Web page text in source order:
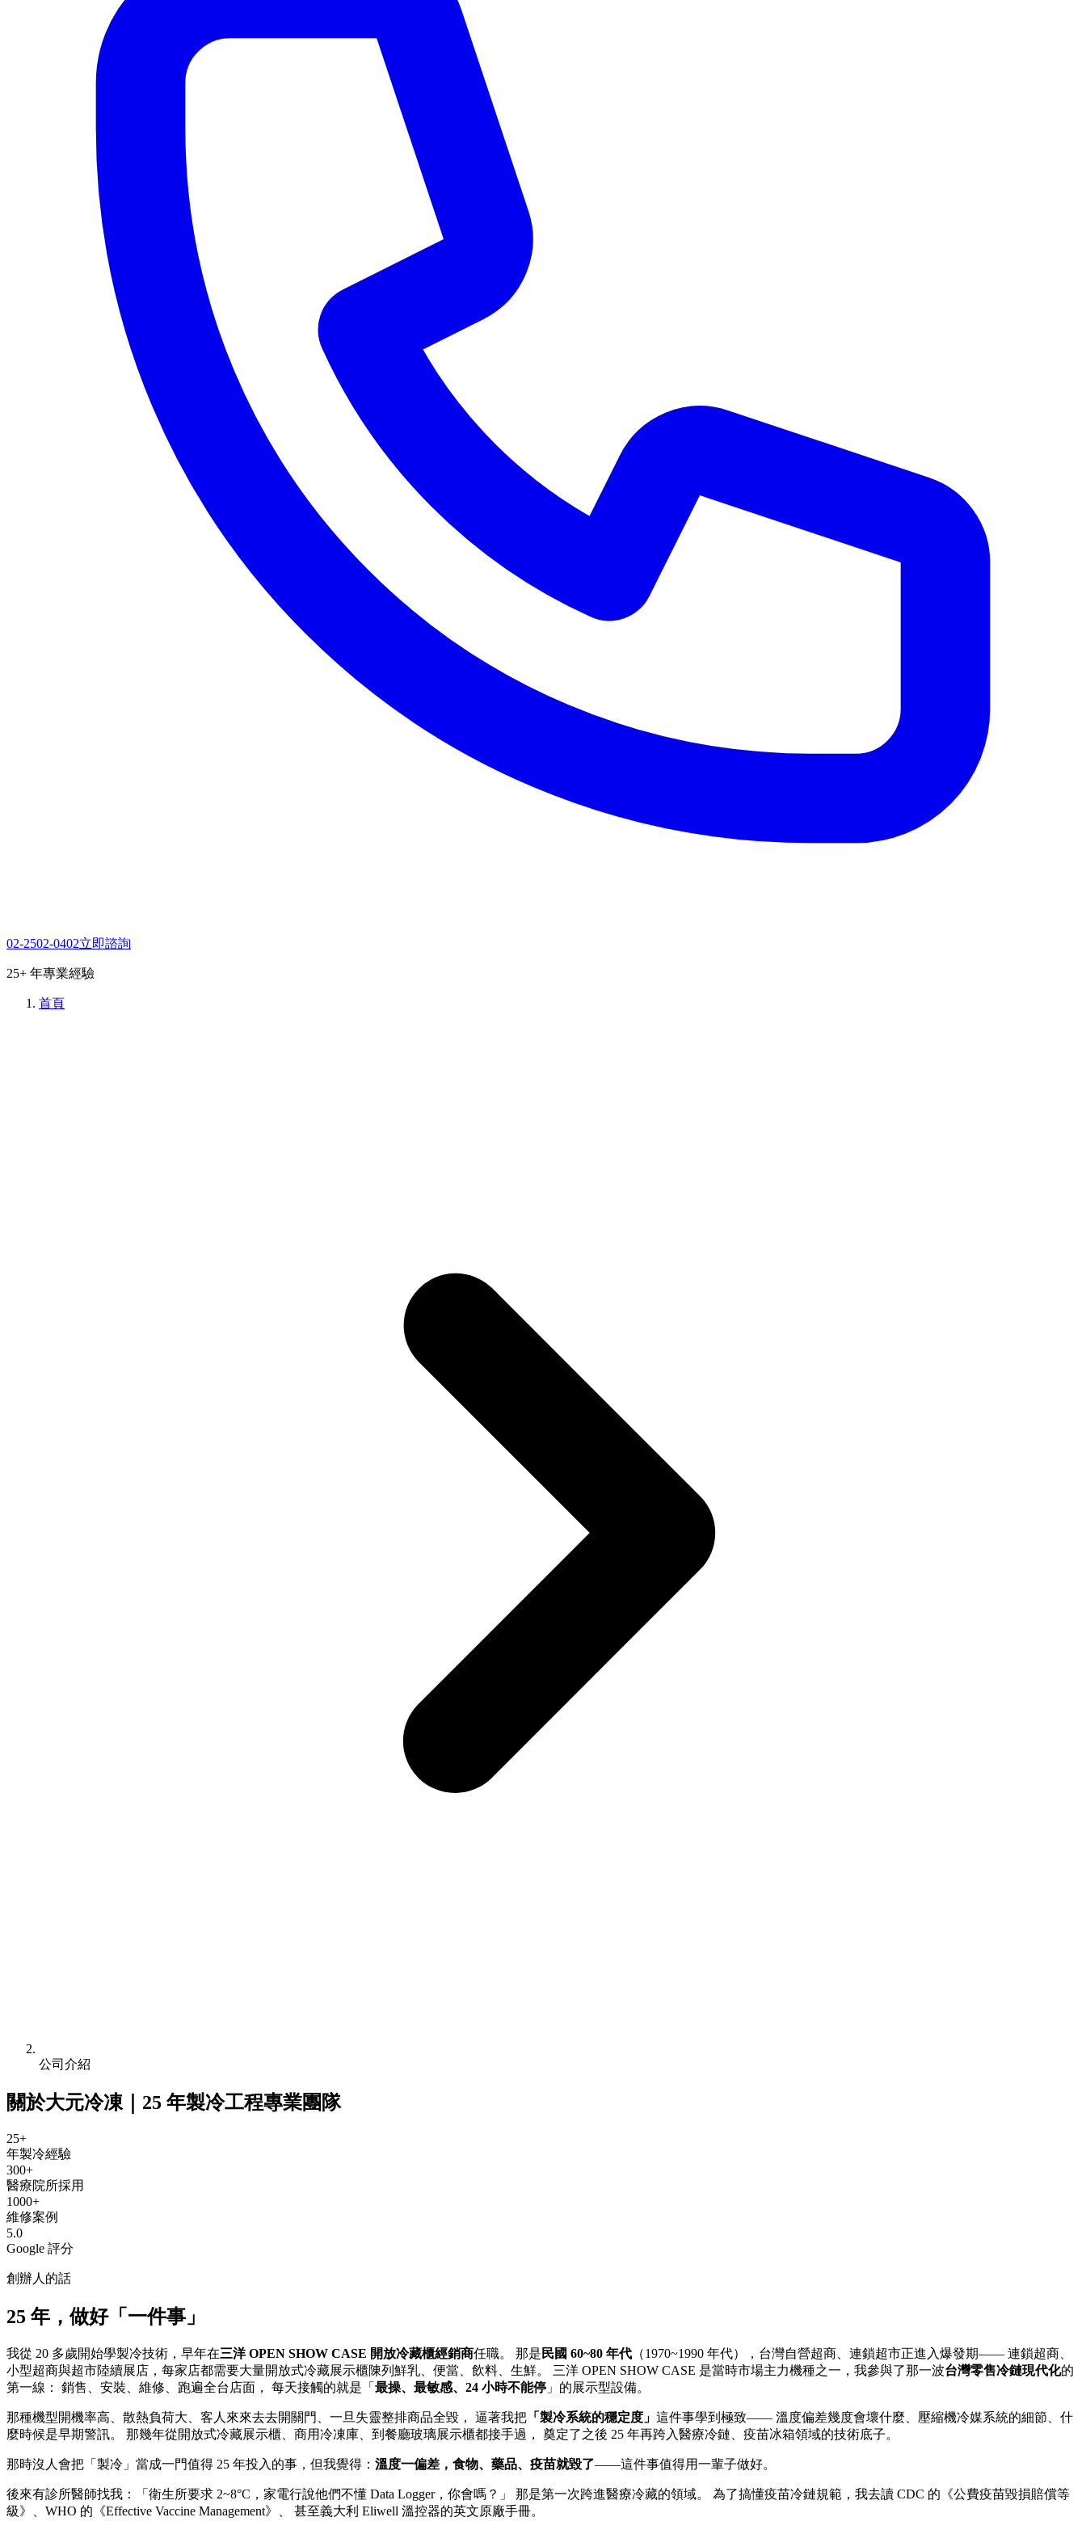
02-2502-0402立即諮詢
25+ 年專業經驗
首頁
公司介紹
關於大元冷凍｜25 年製冷工程專業團隊
25+
年製冷經驗
300+
醫療院所採用
1000+
維修案例
5.0
Google 評分
創辦人的話
25 年，做好「一件事」
我從 20 多歲開始學製冷技術，早年在三洋 OPEN SHOW CASE 開放冷藏櫃經銷商任職。 那是 民國 60~80 年代 （1970~1990 年代），台灣自營超商、連鎖超市正進入爆發期—— 連鎖超商、
小型超商與超市陸續展店，每家店都需要大量開放式冷藏展示櫃陳列鮮乳、便當、飲料、生鮮。 三洋 OPEN SHOW CASE 是當時市場主力機種之一，我參與了那一波台灣零售冷鏈現代化的
第一線： 銷售、安裝、維修、跑遍全台店面， 每天接觸的就是「 最操、最敏感、24 小時不能停 」的展示型設備。
那種機型開機率高、散熱負荷大、客人來來去去開關門、一旦失靈整排商品全毀， 逼著我把 「製冷系統的穩定度」 這件事學到極致—— 溫度偏差幾度會壞什麼、壓縮機冷媒系統的細節、什
麼時候是早期警訊。 那幾年從開放式冷藏展示櫃、商用冷凍庫、到餐廳玻璃展示櫃都接手過， 奠定了之後 25 年再跨入醫療冷鏈、疫苗冰箱領域的技術底子。
那時沒人會把「製冷」當成一門值得 25 年投入的事，但我覺得： 溫度一偏差，食物、藥品、疫苗就毀了——這件事值得用一輩子做好。
後來有診所醫師找我：「衛生所要求 2~8°C，家電行說他們不懂 Data Logger，你會嗎？」 那是第一次跨進醫療冷藏的領域。 為了搞懂疫苗冷鏈規範，我去讀 CDC 的《公費疫苗毀損賠償等
級》、WHO 的《Effective Vaccine Management》、 甚至義大利 Eliwell 溫控器的英文原廠手冊。